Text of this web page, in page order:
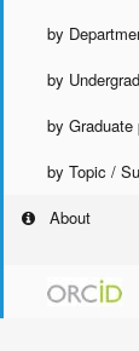
by
by
by Graduate
by Topic /
About